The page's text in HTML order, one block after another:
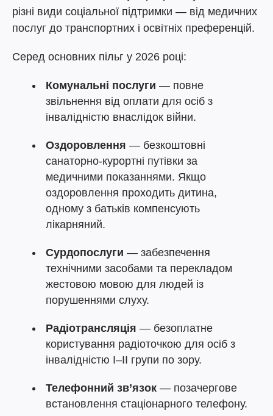
різні види соціальної підтримки — від медичних
послуг до транспортних і освітніх преференцій.
Серед основних пільг у 2026 році:
Комунальні послуги — повне
звільнення від оплати для осіб з
інвалідністю внаслідок війни.
Оздоровлення — безкоштовні
санаторно-курортні путівки за
медичними показаннями. Якщо
оздоровлення проходить дитина,
одному з батьків компенсують
лікарняний.
Сурдопослуги — забезпечення
технічними засобами та перекладом
жестовою мовою для людей із
порушеннями слуху.
Радіотрансляція — безоплатне
користування радіоточкою для осіб з
інвалідністю I–II групи по зору.
Телефонний зв’язок — позачергове
встановлення стаціонарного телефону.